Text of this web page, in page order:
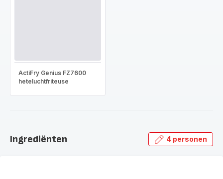
ActiFry Genius FZ7600
heteluchtfriteuse
Ingrediënten 4 personen